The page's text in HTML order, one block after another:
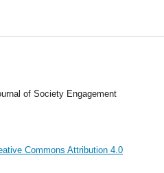
of Society Engagement
Commons Attribution 4.0